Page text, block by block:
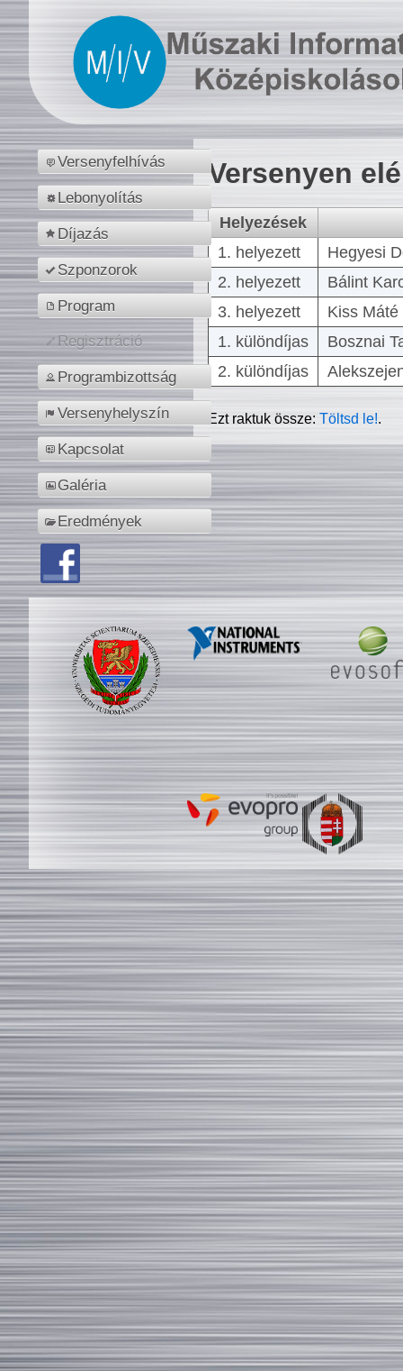
Versenyfelhívás
Lebonyolítás
Díjazás
Szponzorok
Program
Regisztráció
Programbizottság
Versenyhelyszín
Kapcsolat
Galéria
Eredmények
Versenyen
Helyezések
1. helyezett
Hegyesi
2. helyezett
Bálint
3. helyezett
Kiss
1. különdíjas
Bosznai
2. különdíjas
Ezt raktuk össze:Töltsd le!.